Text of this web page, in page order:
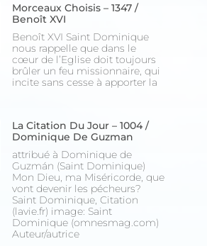
Morceaux Choisis – 1347 /
Benoît XVI
Benoît XVI Saint Dominique
nous rappelle que dans le
cœur de l’Eglise doit toujours
brûler un feu missionnaire, qui
incite sans cesse à apporter la
La Citation Du Jour – 1004 /
Dominique De Guzman
attribué à Dominique de
Guzmán (Saint Dominique)
Mon Dieu, ma Miséricorde, que
vont devenir les pécheurs?
Saint Dominique, Citation
(lavie.fr) image: Saint
Dominique (omnesmag.com)
Auteur/autrice